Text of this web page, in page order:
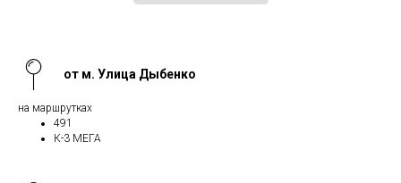
от м. Улица Дыбенко
на маршрутках
491
К-3 МЕГА